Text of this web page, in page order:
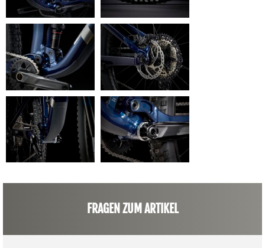
FRAGEN ZUM ARTIKEL